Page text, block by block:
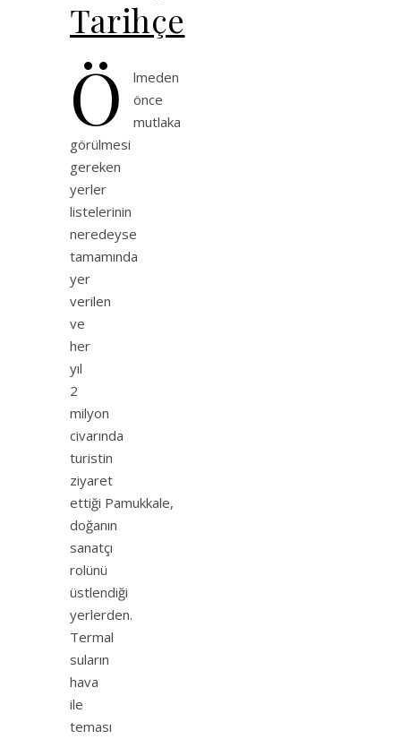
Tarihçe
Ö
lmeden
önce
mutlaka
görülmesi
gereken
yerler
listelerinin
neredeyse
tamamında
yer
verilen
ve
her
yıl
2
milyon
civarında
turistin
ziyaret
ettiği Pamukkale,
doğanın
sanatçı
rolünü
üstlendiği
yerlerden.
Termal
suların
hava
ile
teması